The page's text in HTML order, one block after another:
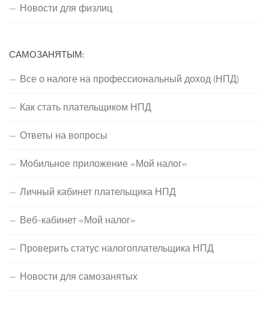
Новости для физлиц
САМОЗАНЯТЫМ:
Все о налоге на профессиональный доход (НПД)
Как стать плательщиком НПД
Ответы на вопросы
Мобильное приложение «Мой налог»
Личный кабинет плательщика НПД
Веб-кабинет «Мой налог»
Проверить статус налогоплательщика НПД
Новости для самозанятых